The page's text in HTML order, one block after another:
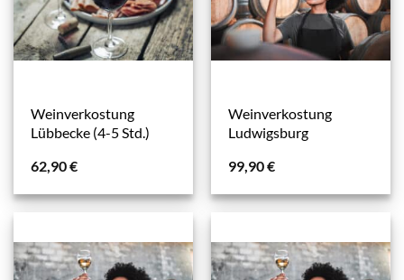
Weinverkostung
Lübbecke (4-5 Std.)
62,90€
Weinverkostung
Ludwigsburg
99,90€